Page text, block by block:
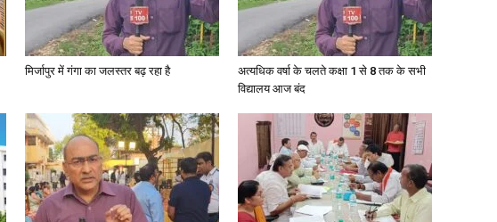
Paper
मिर्जापुर में गंगा का जलस्तर बढ़ रहा है
अत्यधिक वर्षा के चलते कक्षा 1 से 8 तक के सभी
विद्यालय आज बंद